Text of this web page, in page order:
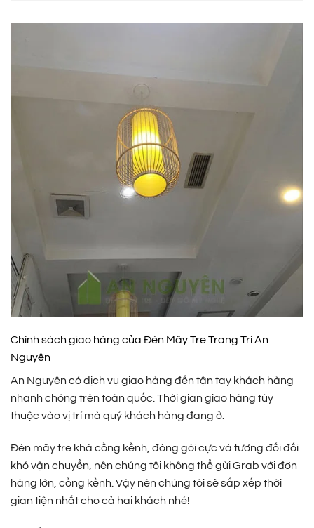
Chính sách giao hàng của Đèn Mây Tre Trang Trí An
Nguyên
An Nguyên có dịch vụ giao hàng đến tận tay khách hàng
nhanh chóng trên toàn quốc. Thời gian giao hàng tùy
thuộc vào vị trí mà quý khách hàng đang ở.
Đèn mây tre khá cồng kềnh, đóng gói cực và tương đối đối
khó vận chuyển, nên chúng tôi không thể gửi Grab với đơn
hàng lớn, cồng kềnh. Vậy nên chúng tôi sẽ sắp xếp thời
gian tiện nhất cho cả hai khách nhé!